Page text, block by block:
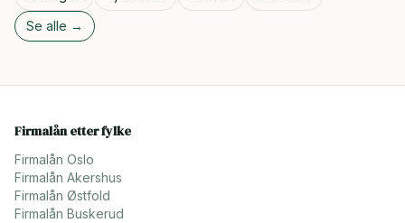
Se alle →
Firmalån etter fylke
Firmalån Oslo
Firmalån Akershus
Firmalån Østfold
Firmalån Buskerud